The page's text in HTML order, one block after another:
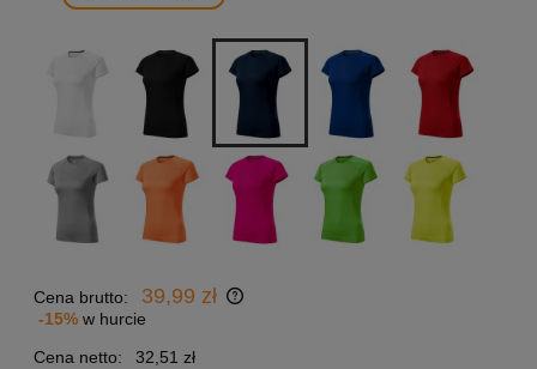
Cena brutto: 39,99 zł
-15% w hurcie
Cena netto:
32,51 zł